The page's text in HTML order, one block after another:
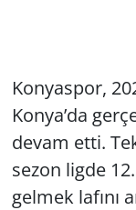
Konyaspor,
Konya’da
devam etti.
sezon ligde 12.
gelmek lafını